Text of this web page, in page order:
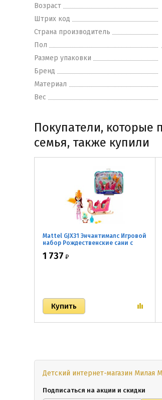
Возраст
Штрих код
Страна производитель
Пол
Размер упаковки
Бренд
Материал
Вес
Покупатели, которые
семья, также купили
Mattel GJX31 Энчантималс Игровой
набор Рождественские сани с
1 737 ₽
Детский интернет-магазин Милая
Подписаться на акции и скидки